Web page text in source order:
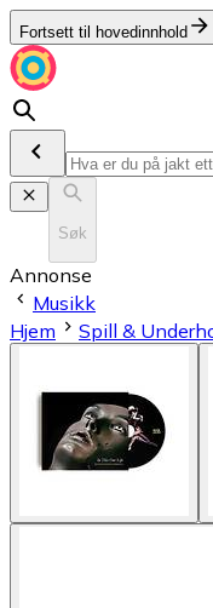
Fortsett til hovedinnhold
Søk
Annonse
Musikk
Hjem
Spill &